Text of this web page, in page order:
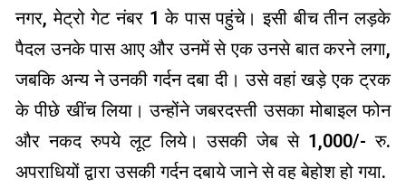
नगर, मेट्रो गेट नंबर 1 के पास पहुंचे। इसी बीच तीन लड़के
पैदल उनके पास आए और उनमें से एक उनसे बात करने लगा,
जबकि अन्य ने उनकी गर्दन दबा दी। उसे वहां खड़े एक ट्रक
के पीछे खींच लिया। उन्होंने जबरदस्ती उसका मोबाइल फोन
और नकद रुपये लूट लिये। उसकी जेब से 1,000/- रु.
अपराधियों द्वारा उसकी गर्दन दबाये जाने से वह बेहोश हो गया.